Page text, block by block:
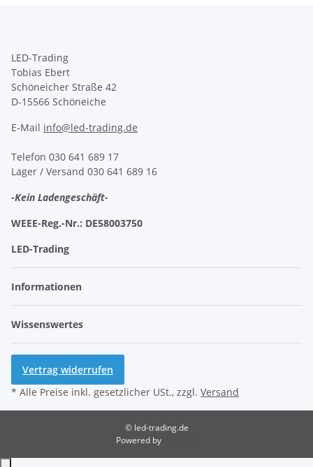
LED-Trading
Tobias Ebert
Schöneicher Straße 42
D-15566 Schöneiche
E-Mail info@led-trading.de
Telefon 030 641 689 17
Lager / Versand 030 641 689 16
-Kein Ladengeschäft-
WEEE-Reg.-Nr.: DE58003750
LED-Trading
Informationen
Wissenswertes
Vertrag widerrufen
* Alle Preise inkl. gesetzlicher USt., zzgl. Versand
© led-trading.de
Powered by